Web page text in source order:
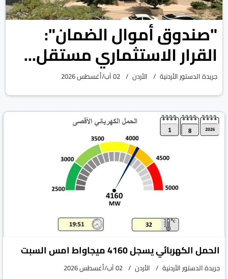
"صندوق أموال الضمان":
القرار الاستثماري مستقل...
جريدة الدستور الأردنية الأردن 02 آب/أغسطس 2026
الحمل الكهربائي يسجل 4160 ميجاواط امس السبت
جريدة الدستور الأردنية الأردن 02 آب/أغسطس 2026